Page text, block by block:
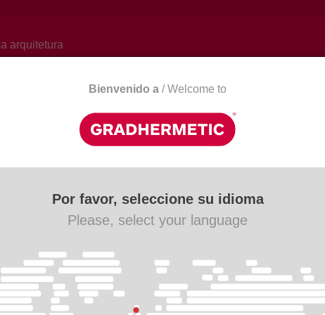
arquitetura
Downloads Contato
Persianas - Sistemas de Lamelas e tectos
que lhe interessam.
Bienvenido a / Welcome to
Por favor, seleccione su idioma
Please, select your language